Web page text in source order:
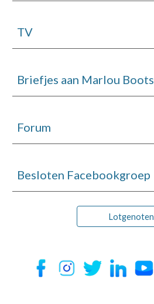
TV
Briefjes aan Marlou Boots
Forum
Besloten Facebookgroep
Lotgenoten